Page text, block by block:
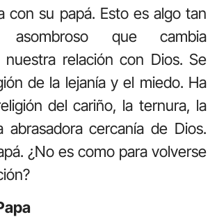
con su papá. Esto es algo tan
que cambia
nuestra relación con Dios. Se
de la lejanía y el miedo. Ha
del cariño, la ternura, la
abrasadora cercanía de Dios.
¿No es como para volverse